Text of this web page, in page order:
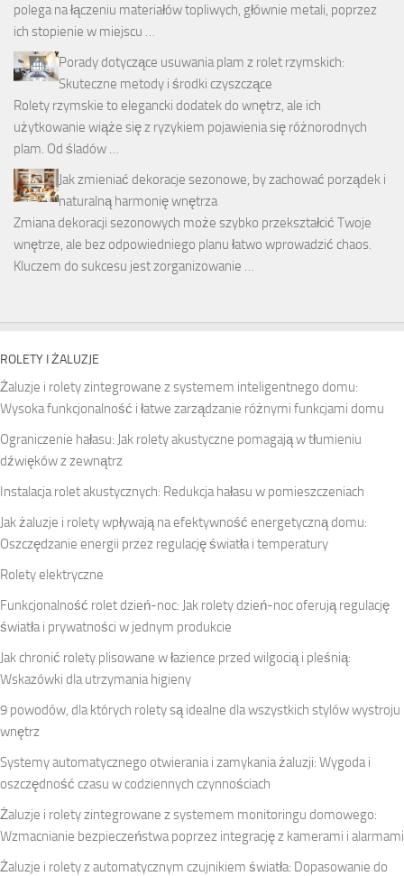
polega na łączeniu materiałów topliwych, głównie metali, poprzez
ich stopienie w miejscu …
Porady dotyczące usuwania plam z rolet rzymskich:
Skuteczne metody i środki czyszczące
Rolety rzymskie to elegancki dodatek do wnętrz, ale ich
użytkowanie wiąże się z ryzykiem pojawienia się różnorodnych
plam. Od śladów …
Jak zmieniać dekoracje sezonowe, by zachować porządek i
naturalną harmonię wnętrza
Zmiana dekoracji sezonowych może szybko przekształcić Twoje
wnętrze, ale bez odpowiedniego planu łatwo wprowadzić chaos.
Kluczem do sukcesu jest zorganizowanie …
ROLETY I ŻALUZJE
Żaluzje i rolety zintegrowane z systemem inteligentnego domu:
Wysoka funkcjonalność i łatwe zarządzanie różnymi funkcjami domu
Ograniczenie hałasu: Jak rolety akustyczne pomagają w tłumieniu
dźwięków z zewnątrz
Instalacja rolet akustycznych: Redukcja hałasu w pomieszczeniach
Jak żaluzje i rolety wpływają na efektywność energetyczną domu:
Oszczędzanie energii przez regulację światła i temperatury
Rolety elektryczne
Funkcjonalność rolet dzień-noc: Jak rolety dzień-noc oferują regulację
światła i prywatności w jednym produkcie
Jak chronić rolety plisowane w łazience przed wilgocią i pleśnią:
Wskazówki dla utrzymania higieny
9 powodów, dla których rolety są idealne dla wszystkich stylów wystroju
wnętrz
Systemy automatycznego otwierania i zamykania żaluzji: Wygoda i
oszczędność czasu w codziennych czynnościach
Żaluzje i rolety zintegrowane z systemem monitoringu domowego:
Wzmacnianie bezpieczeństwa poprzez integrację z kamerami i alarmami
Żaluzje i rolety z automatycznym czujnikiem światła: Dopasowanie do